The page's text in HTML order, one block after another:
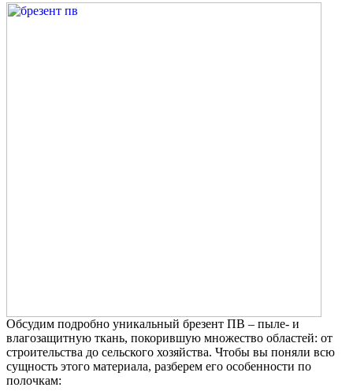
Обсудим подробно уникальный брезент ПВ – пыле- и
влагозащитную ткань, покорившую множество областей: от
строительства до сельского хозяйства. Чтобы вы поняли всю
сущность этого материала, разберем его особенности по
полочкам: